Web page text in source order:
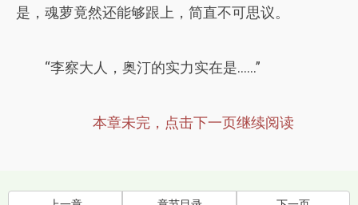
是，魂萝竟然还能够跟上，简直不可思议。
“李察大人，奥汀的实力实在是……”
本章未完，点击下一页继续阅读